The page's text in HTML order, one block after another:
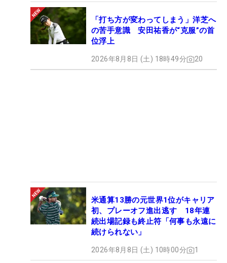
「打ち方が変わってしまう」洋芝へ
の苦手意識 安田祐香が“克服”の首
位浮上
2026年8月8日 (土) 18時49分 20
米通算13勝の元世界1位がキャリア
初、プレーオフ進出逃す 18年連
続出場記録も終止符「何事も永遠に
続けられない」
2026年8月8日 (土) 10時00分 1